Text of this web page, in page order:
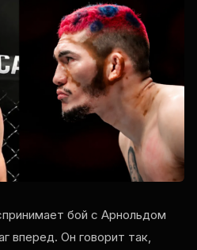
бой с Арнольдом
вперед. Он говорит так,